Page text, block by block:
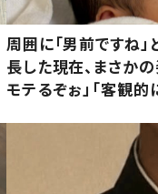
周囲に「男前ですね
長した現在、まさかの
モテるぞぉ」「客観的